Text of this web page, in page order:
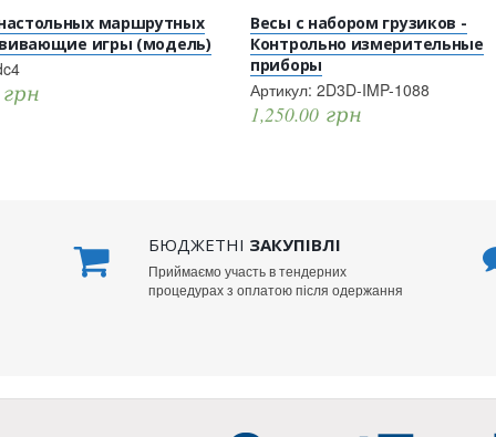
маршрутных
игры (модель)
грн
Весы с набором грузиков -
Контрольно измерительные
приборы
Артикул: 2D3D-IMP-1088
1,250.00 грн
БЮДЖЕТНІ ЗАКУПІВЛІ
Приймаємо участь в тендерних
процедурах з оплатою після одержання